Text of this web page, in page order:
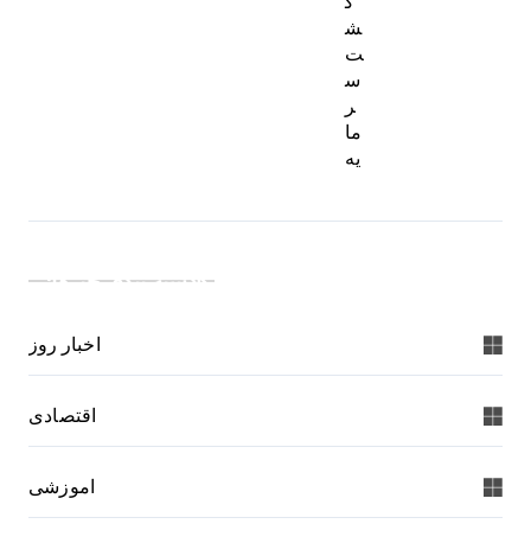
ش
ت
س
ر
ما
یه
دسته بندی خبرها:
اخبار روز
اقتصادی
اموزشی